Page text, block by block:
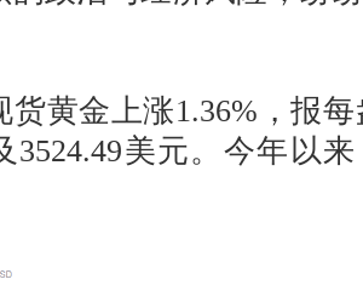
黄金上涨1.36%，报每
3524.49美元。今年以